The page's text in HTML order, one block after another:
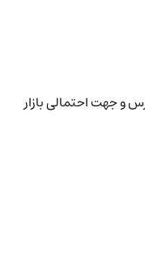
و جهت احتمالی بازار